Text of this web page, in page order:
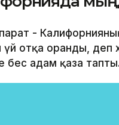
-
отқа оранды, деп
бес адам қаза тапты.